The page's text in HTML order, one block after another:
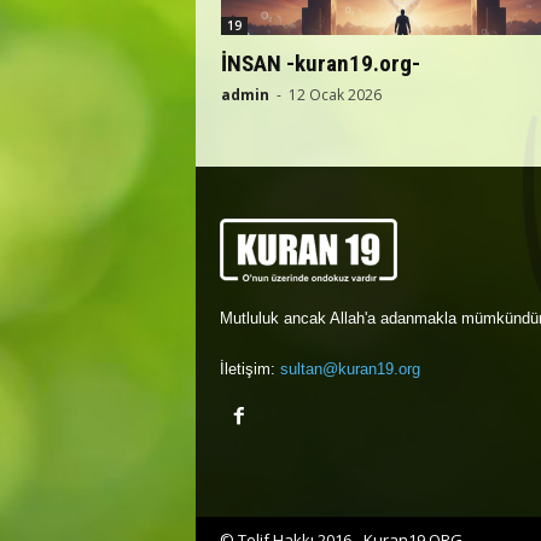
19
İNSAN -kuran19.org-
admin - 12 Ocak 2026
Mutluluk ancak Allah'a adanmakla
İletişim: sultan@kuran19.org